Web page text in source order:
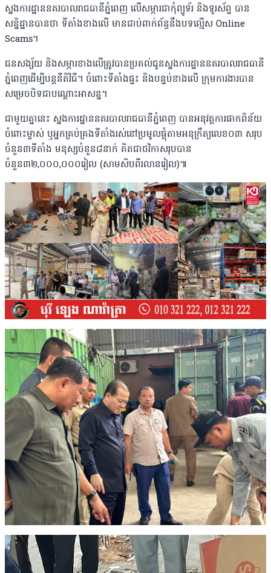
ស្នងការដ្ឋាននគរបាលរាជធានីភ្នំពេញ លើសម្ភារជាកុំព្យូទ័រ និងទូរស័ព្ទ បាន
សន្និដ្ឋានបានថា ទីតាំងខាងលើ មានជាប់ពាក់ព័ន្ធនឹងបទល្មើស Online
Scams។
ជនសង្ស័យ និងសម្ភារខាងលើត្រូវបានប្រគល់ជូនស្នងការដ្ឋាននគរបាលរាជធានី
ភ្នំពេញដើម្បីបន្តនីតិវិធី។ ចំពោះទីតាំងផ្ទះ និងបន្ទប់ខាងលើ ក្រុមការងារបាន
សម្រេចបិទជាបណ្ដោះអាសន្ន។
ជាមួយគ្នានេះ ស្នងការដ្ឋាននគរបាលរាជធានីភ្នំពេញ បានអនុវត្តការផាកពិន័យ
ចំពោះម្ចាស់ ឬអ្នកគ្រប់គ្រងទីតាំងរស់នៅប្រមូលផ្ដុំតាមអនុក្រឹត្យលេខ០៣ សរុប
ចំនួន៣ទីតាំង មនុស្សចំនួន៨នាក់ គិតជាថវិកាសរុបបាន
ចំនួន៣២,០០០,០០០រៀល (សាមសិបពីរលានរៀល)៕